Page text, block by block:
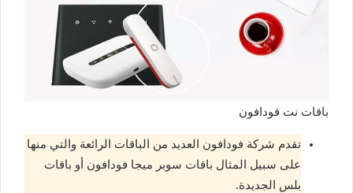
باقات نت فودافون
تقدم شركة فودافون العديد من الباقات الرائعة والتي منها
على سبيل المثال باقات سوبر ميجا فودافون أو باقات
بلس الجديدة.